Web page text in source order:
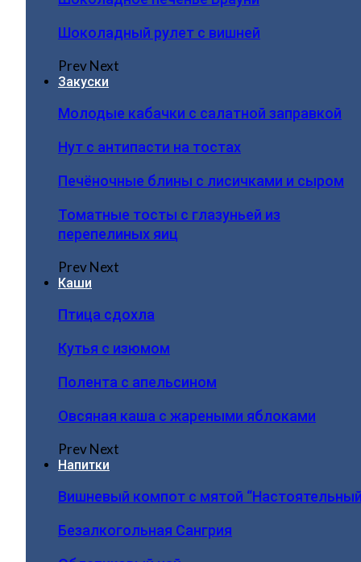
Шоколадный рулет с вишней
PrevNext
Закуски
Молодые кабачки с салатной заправкой
Нут с антипасти на тостах
Печёночные блины с лисичками и сыром
Томатные тосты с глазуньей из
перепелиных яиц
PrevNext
Каши
Птица сдохла
Кутья с изюмом
Полента с апельсином
Овсяная каша с жареными яблоками
PrevNext
Напитки
Вишневый компот с мятой
Безалкогольная Сангрия